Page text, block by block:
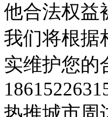
他合法权益
我们将根据
实维护您的
热推城市 周